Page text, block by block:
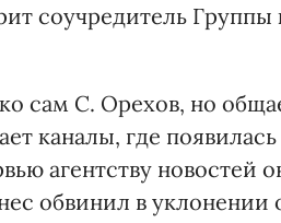
соучредитель
сам С. Орехов, но
каналы, где
агентству новостей
обвинил в уклонении